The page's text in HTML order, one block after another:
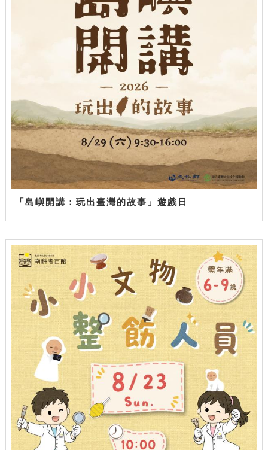
「島嶼開講：玩出臺灣的故事」遊戲日